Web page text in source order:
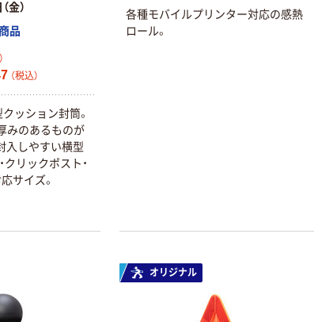
金）
品
（税込）
ッション封筒。
みのあるものが
入しやすい横型
クリックポスト・
サイズ。
各種モバイルプリンター対応の感熱
ロール。
オリジナル